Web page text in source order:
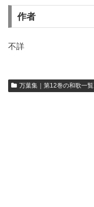
作者
不詳
万葉集｜第12巻の和歌一覧